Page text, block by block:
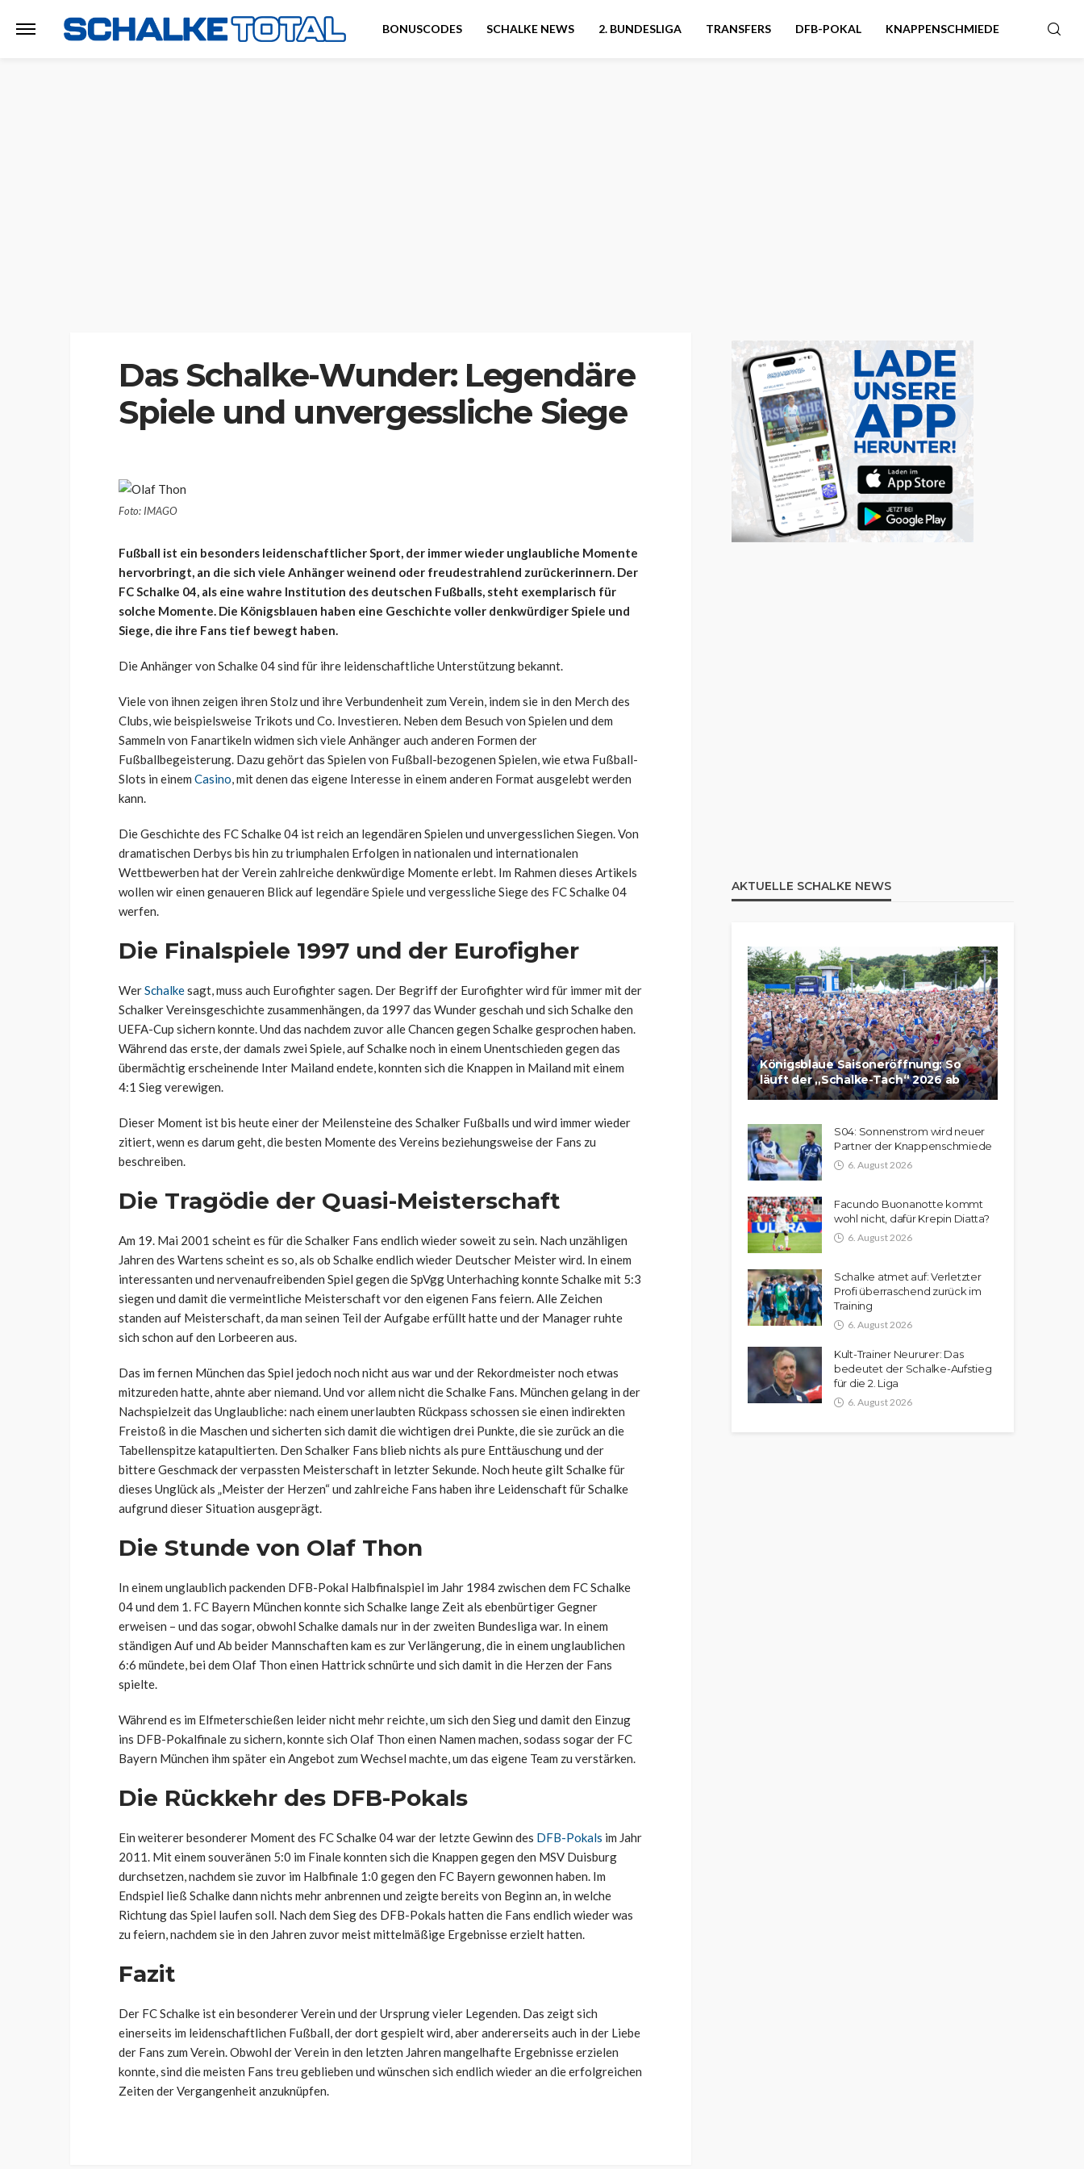
BONUSCODES SCHALKE NEWS 2. BUNDESLIGA TRANSFERS DFB-POKAL KNAPPENSCHMIEDE
Das Schalke-Wunder: Legendäre
Spiele und unvergessliche Siege
Foto: IMAGO
Fußball ist ein besonders leidenschaftlicher Sport, der immer wieder unglaubliche Momente
hervorbringt, an die sich viele Anhänger weinend oder freudestrahlend zurückerinnern. Der
FC Schalke 04, als eine wahre Institution des deutschen Fußballs, steht exemplarisch für
solche Momente. Die Königsblauen haben eine Geschichte voller denkwürdiger Spiele und
Siege, die ihre Fans tief bewegt haben.
Die Anhänger von Schalke 04 sind für ihre leidenschaftliche Unterstützung bekannt.
Viele von ihnen zeigen ihren Stolz und ihre Verbundenheit zum Verein, indem sie in den Merch des
Clubs, wie beispielsweise Trikots und Co. Investieren. Neben dem Besuch von Spielen und dem
Sammeln von Fanartikeln widmen sich viele Anhänger auch anderen Formen der
Fußballbegeisterung. Dazu gehört das Spielen von Fußball-bezogenen Spielen, wie etwa Fußball-
Slots in einem Casino, mit denen das eigene Interesse in einem anderen Format ausgelebt werden
kann.
Die Geschichte des FC Schalke 04 ist reich an legendären Spielen und unvergesslichen Siegen. Von
dramatischen Derbys bis hin zu triumphalen Erfolgen in nationalen und internationalen
Wettbewerben hat der Verein zahlreiche denkwürdige Momente erlebt. Im Rahmen dieses Artikels
wollen wir einen genaueren Blick auf legendäre Spiele und vergessliche Siege des FC Schalke 04
werfen.
Die Finalspiele 1997 und der Eurofigher
WerSchalkesagt, muss auch Eurofighter sagen. Der Begriff der Eurofighter wird für immer mit der
Schalker Vereinsgeschichte zusammenhängen, da 1997 das Wunder geschah und sich Schalke den
UEFA-Cup sichern konnte. Und das nachdem zuvor alle Chancen gegen Schalke gesprochen haben.
Während das erste, der damals zwei Spiele, auf Schalke noch in einem Unentschieden gegen das
übermächtig erscheinende Inter Mailand endete, konnten sich die Knappen in Mailand mit einem
4:1 Sieg verewigen.
Dieser Moment ist bis heute einer der Meilensteine des Schalker Fußballs und wird immer wieder
zitiert, wenn es darum geht, die besten Momente des Vereins beziehungsweise der Fans zu
beschreiben.
Die Tragödie der Quasi-Meisterschaft
Am 19. Mai 2001 scheint es für die Schalker Fans endlich wieder soweit zu sein. Nach unzähligen
Jahren des Wartens scheint es so, als ob Schalke endlich wieder Deutscher Meister wird. In einem
interessanten und nervenaufreibenden Spiel gegen die SpVgg Unterhaching konnte Schalke mit 5:3
siegen und damit die vermeintliche Meisterschaft vor den eigenen Fans feiern. Alle Zeichen
standen auf Meisterschaft, da man seinen Teil der Aufgabe erfüllt hatte und der Manager ruhte
sich schon auf den Lorbeeren aus.
Das im fernen München das Spiel jedoch noch nicht aus war und der Rekordmeister noch etwas
mitzureden hatte, ahnte aber niemand. Und vor allem nicht die Schalke Fans. München gelang in der
Nachspielzeit das Unglaubliche: nach einem unerlaubten Rückpass schossen sie einen indirekten
Freistoß in die Maschen und sicherten sich damit die wichtigen drei Punkte, die sie zurück an die
Tabellenspitze katapultierten. Den Schalker Fans blieb nichts als pure Enttäuschung und der
bittere Geschmack der verpassten Meisterschaft in letzter Sekunde. Noch heute gilt Schalke für
dieses Unglück als „Meister der Herzen“ und zahlreiche Fans haben ihre Leidenschaft für Schalke
aufgrund dieser Situation ausgeprägt.
Die Stunde von Olaf Thon
In einem unglaublich packenden DFB-Pokal Halbfinalspiel im Jahr 1984 zwischen dem FC Schalke
04 und dem 1. FC Bayern München konnte sich Schalke lange Zeit als ebenbürtiger Gegner
erweisen – und das sogar, obwohl Schalke damals nur in der zweiten Bundesliga war. In einem
ständigen Auf und Ab beider Mannschaften kam es zur Verlängerung, die in einem unglaublichen
6:6 mündete, bei dem Olaf Thon einen Hattrick schnürte und sich damit in die Herzen der Fans
spielte.
Während es im Elfmeterschießen leider nicht mehr reichte, um sich den Sieg und damit den Einzug
ins DFB-Pokalfinale zu sichern, konnte sich Olaf Thon einen Namen machen, sodass sogar der FC
Bayern München ihm später ein Angebot zum Wechsel machte, um das eigene Team zu verstärken.
Die Rückkehr des DFB-Pokals
Ein weiterer besonderer Moment des FC Schalke 04 war der letzte Gewinn des DFB-Pokals im Jahr
2011. Mit einem souveränen 5:0 im Finale konnten sich die Knappen gegen den MSV Duisburg
durchsetzen, nachdem sie zuvor im Halbfinale 1:0 gegen den FC Bayern gewonnen haben. Im
Endspiel ließ Schalke dann nichts mehr anbrennen und zeigte bereits von Beginn an, in welche
Richtung das Spiel laufen soll. Nach dem Sieg des DFB-Pokals hatten die Fans endlich wieder was
zu feiern, nachdem sie in den Jahren zuvor meist mittelmäßige Ergebnisse erzielt hatten.
Fazit
Der FC Schalke ist ein besonderer Verein und der Ursprung vieler Legenden. Das zeigt sich
einerseits im leidenschaftlichen Fußball, der dort gespielt wird, aber andererseits auch in der Liebe
der Fans zum Verein. Obwohl der Verein in den letzten Jahren mangelhafte Ergebnisse erzielen
konnte, sind die meisten Fans treu geblieben und wünschen sich endlich wieder an die erfolgreichen
Zeiten der Vergangenheit anzuknüpfen.
AKTUELLE SCHALKE NEWS
Königsblaue Saisoneröffnung: So
läuft der „Schalke-Tach“ 2026 ab
S04: Sonnenstrom wird neuer
Partner der Knappenschmiede
6. August 2026
Facundo Buonanotte kommt
wohl nicht, dafür Krepin Diatta?
6. August 2026
Schalke atmet auf: Verletzter
Profi überraschend zurück im
Training
6. August 2026
Kult-Trainer Neururer: Das
bedeutet der Schalke-Aufstieg
für die 2. Liga
6. August 2026